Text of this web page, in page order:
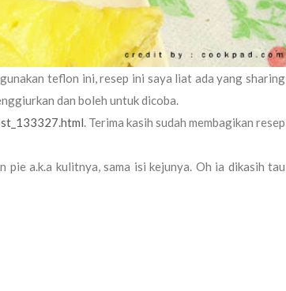
teflon ini, resep ini saya liat ada yang sharing
dan boleh untuk dicoba.
. Terima kasih sudah membagikan resep
a.k.a kulitnya, sama isi kejunya. Oh ia dikasih tau